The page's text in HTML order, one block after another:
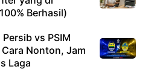
Berhasil)
vs PSIM
Nonton, Jam
Laga